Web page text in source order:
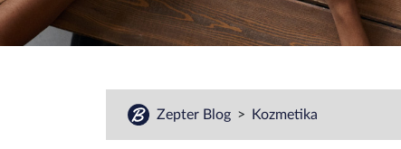
Zepter Blog Kozmetika